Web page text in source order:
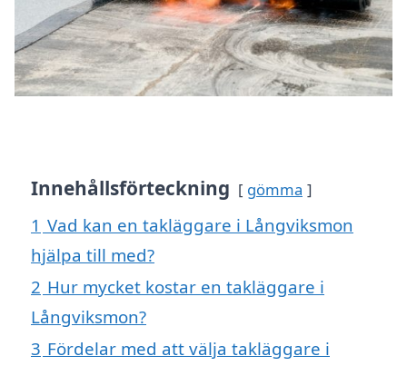
Innehållsförteckning gömma
1 Vad kan en takläggare i Långviksmon
hjälpa till med?
2 Hur mycket kostar en takläggare i
Långviksmon?
3 Fördelar med att välja takläggare i